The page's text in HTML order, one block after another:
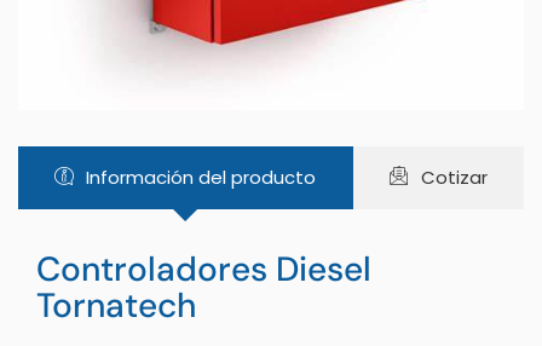
Información del producto Cotizar
Controladores Diesel
Tornatech